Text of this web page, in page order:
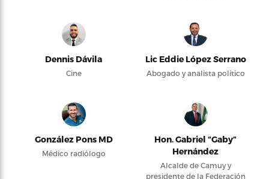
Dennis Dávila
Cine
Lic Eddie López Serrano
Abogado y analista político
González Pons MD
Médico radiólogo
Hon. Gabriel “Gaby”
Hernández
Alcalde de Camuy y
presidente de la Federación